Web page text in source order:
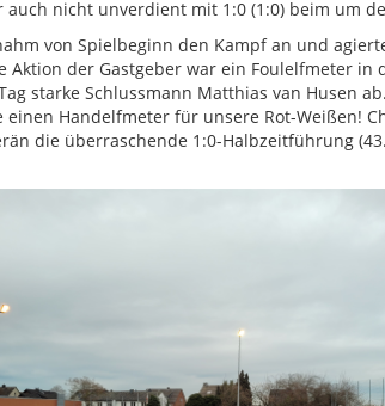
auch nicht unverdient mit 1:0 (1:0) beim um
von Spielbeginn den Kampf an und
Aktion der Gastgeber war ein Foulelfmeter
starke Schlussmann Matthias van Husen
einen Handelfmeter für unsere Rot-Weißen!
die überraschende 1:0-Halbzeitführung